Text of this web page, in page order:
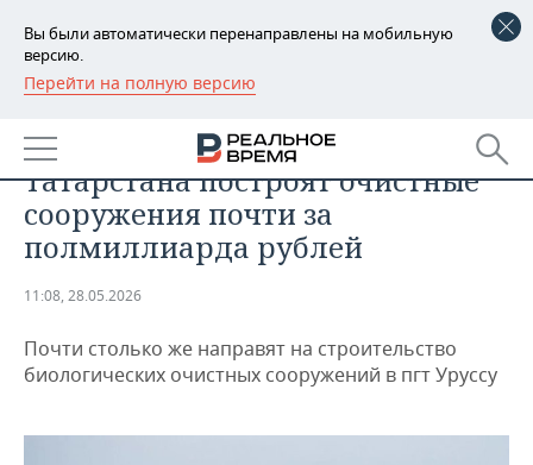
Вы были автоматически перенаправлены на мобильную
версию.
Перейти на полную версию
РЕГИОНЫ
БАШКОРТОСТАН
ТАТАРСТАН
УДМУРТИЯ
НОВОСТИ
АНАЛИТИКА
НОВОСТИ АНАЛИТИКИ
ДЕКЛАРАЦИИ О ДОХОДАХ
КОРОЛИ ГОСЗАКАЗА ПФО
ЭКОНОМИКА
НОВОСТИ ЭКОНОМИКИ
ФИНАНСЫ
ПРОМЫШЛЕННОСТЬ
НОВОСТИ
ПРОМЫШЛЕННОСТИ
АГРОПРОМ
НЕДВИЖИМОСТЬ
В Высокогорском районе
Татарстана построят очистные
сооружения почти за
полмиллиарда рублей
11:08, 28.05.2026
Почти столько же направят на строительство
биологических очистных сооружений в пгт Уруссу